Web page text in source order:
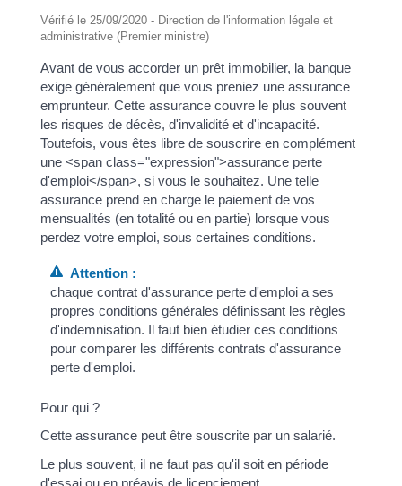
Vérifié le 25/09/2020 - Direction de l'information légale et
administrative (Premier ministre)
Avant de vous accorder un prêt immobilier, la banque
exige généralement que vous preniez une assurance
emprunteur. Cette assurance couvre le plus souvent
les risques de décès, d'invalidité et d'incapacité.
Toutefois, vous êtes libre de souscrire en complément
une <span class="expression">assurance perte
d'emploi</span>, si vous le souhaitez. Une telle
assurance prend en charge le paiement de vos
mensualités (en totalité ou en partie) lorsque vous
perdez votre emploi, sous certaines conditions.
Attention :
chaque contrat d'assurance perte d'emploi a ses
propres conditions générales définissant les règles
d'indemnisation. Il faut bien étudier ces conditions
pour comparer les différents contrats d'assurance
perte d'emploi.
Pour qui ?
Cette assurance peut être souscrite par un salarié.
Le plus souvent, il ne faut pas qu'il soit en période
d'essai ou en préavis de licenciement.